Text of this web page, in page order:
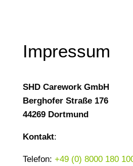
Impressum
SHD Carework GmbH
Berghofer Straße 176
44269 Dortmund
Kontakt:
Telefon: +49 (0) 8000 180